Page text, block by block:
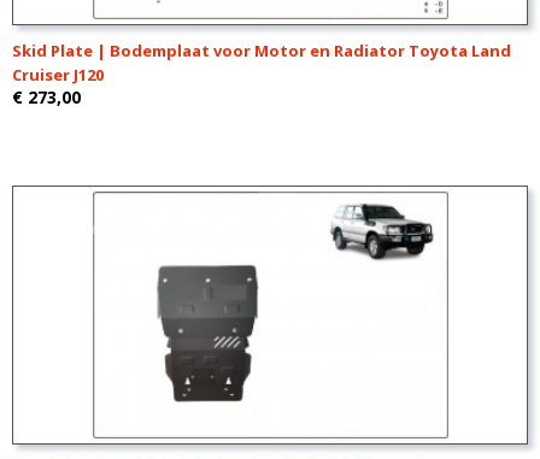
Skid Plate | Bodemplaat voor Motor en Radiator Toyota Land
Cruiser J120
€ 273,00